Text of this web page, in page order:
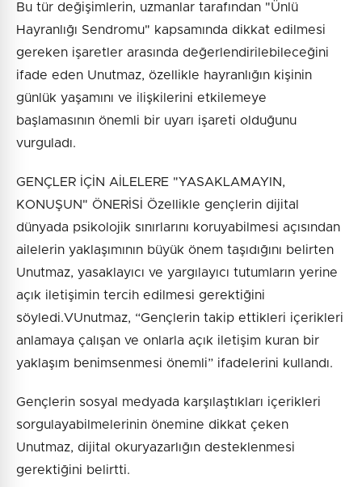
Bu tür değişimlerin, uzmanlar tarafından "Ünlü
Hayranlığı Sendromu" kapsamında dikkat edilmesi
gereken işaretler arasında değerlendirilebileceğini
ifade eden Unutmaz, özellikle hayranlığın kişinin
günlük yaşamını ve ilişkilerini etkilemeye
başlamasının önemli bir uyarı işareti olduğunu
vurguladı.
GENÇLER İÇİN AİLELERE "YASAKLAMAYIN,
KONUŞUN" ÖNERİSİ Özellikle gençlerin dijital
dünyada psikolojik sınırlarını koruyabilmesi açısından
ailelerin yaklaşımının büyük önem taşıdığını belirten
Unutmaz, yasaklayıcı ve yargılayıcı tutumların yerine
açık iletişimin tercih edilmesi gerektiğini
söyledi.VUnutmaz, “Gençlerin takip ettikleri içerikleri
anlamaya çalışan ve onlarla açık iletişim kuran bir
yaklaşım benimsenmesi önemli” ifadelerini kullandı.
Gençlerin sosyal medyada karşılaştıkları içerikleri
sorgulayabilmelerinin önemine dikkat çeken
Unutmaz, dijital okuryazarlığın desteklenmesi
gerektiğini belirtti.